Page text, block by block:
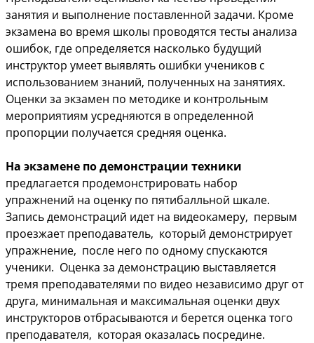
занятия и выполнение поставленной задачи. Кроме
экзамена во время школы проводятся тесты анализа
ошибок, где определяется насколько будущий
инструктор умеет выявлять ошибки учеников с
использованием знаний, полученных на занятиях.
Оценки за экзамен по методике и контрольным
мероприятиям усредняются в определенной
пропорции получается средняя оценка.
На экзамене по демонстрации техники
предлагается продемонстрировать набор
упражнений на оценку по пятибалльной шкале.
Запись демонстраций идет на видеокамеру, первым
проезжает преподаватель, который демонстрирует
упражнение, после него по одному спускаются
ученики. Оценка за демонстрацию выставляется
тремя преподавателями по видео независимо друг от
друга, минимальная и максимальная оценки двух
инструкторов отбрасываются и берется оценка того
преподавателя, которая оказалась посредине.